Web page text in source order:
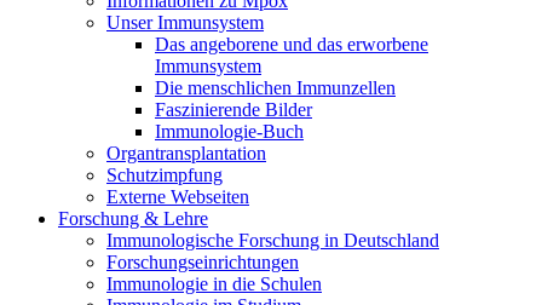
Unser Immunsystem
Das angeborene und das erworbene
Immunsystem
Die menschlichen Immunzellen
Faszinierende Bilder
Immunologie-Buch
Organtransplantation
Schutzimpfung
Externe Webseiten
Forschung & Lehre
Immunologische Forschung in Deutschland
Forschungseinrichtungen
Immunologie in die Schulen